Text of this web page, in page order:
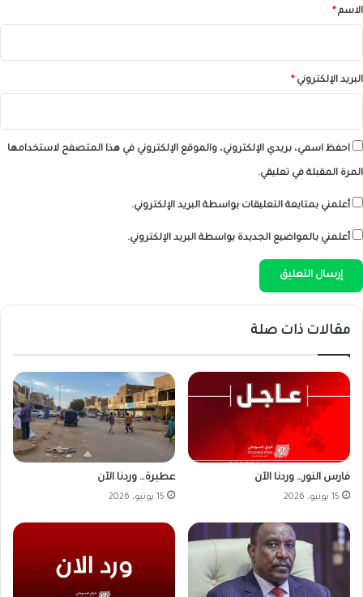
*الاسم*
البريد الإلكتروني*
احفظ اسمي، بريدي الإلكتروني، والموقع الإلكتروني في هذا المتصفح لاستخدامها
المرة المقبلة في تعليقي.
أعلمني بمتابعة التعليقات بواسطة البريد الإلكتروني.
أعلمني بالمواضيع الجديدة بواسطة البريد الإلكتروني.
مقالات ذات صلة
فارس النور… وردنا الآن
15 يونيو، 2026
عطبرة… وردنا الآن
15 يونيو، 2026